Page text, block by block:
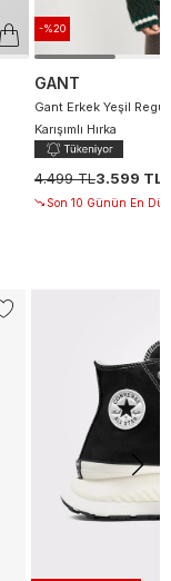
-%20
GANT
Gant Erkek Yeşil
Karışımlı Hırka
4.499 TL3.599 TL
Son 10 Günün En